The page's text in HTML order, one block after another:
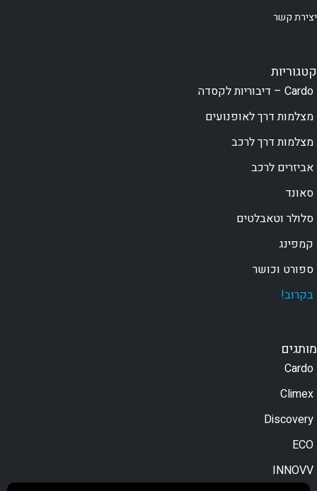
יצירת קשר
קטגוריות
Cardo – דיבוריות לקסדה
מצלמות דרך לאופנועים
מצלמות דרך לרכב
אביזרים לרכב
סאונד
סלולר וטאבלטים
קמפינג
ספורט וכושר
בקרוב!
מותגים
Cardo
Climex
Discovery
ECO
INNOVV